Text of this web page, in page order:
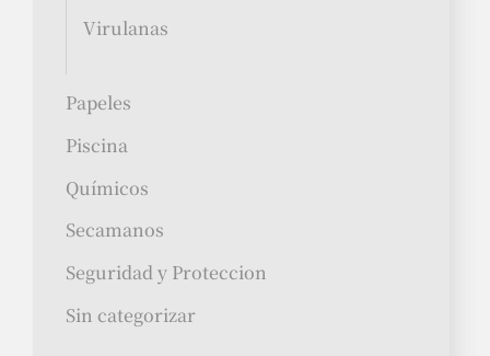
Virulanas
Papeles
Piscina
Químicos
Secamanos
Seguridad y Proteccion
Sin categorizar